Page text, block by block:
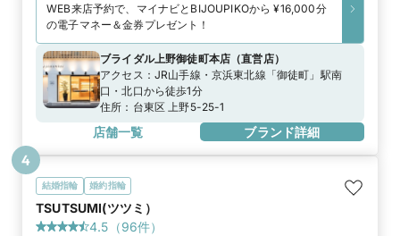
WEB来店予約で、マイナビとBIJOUPIKOから ¥16,000分
の電子マネー＆金券プレゼント！
ブライダル上野御徒町本店 （直営店）
アクセス： JR山手線・京浜東北線「御徒町」駅南
口・北口から徒歩1分
住所： 台東区 上野5-25-1
店舗一覧 ブランド詳細
結婚指輪 婚約指輪
TSUTSUMI(ツツミ）
4.5 （96件）
4